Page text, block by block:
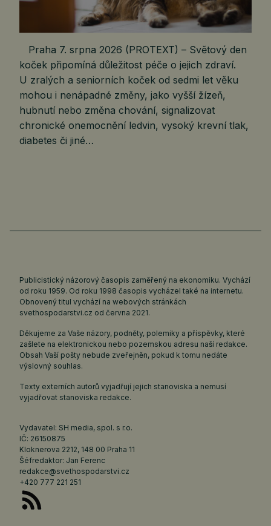
Praha 7. srpna 2026 (PROTEXT) – Světový den
koček připomíná důležitost péče o jejich zdraví.
U zralých a seniorních koček od sedmi let věku
mohou i nenápadné změny, jako vyšší žízeň,
hubnutí nebo změna chování, signalizovat
chronické onemocnění ledvin, vysoký krevní tlak,
diabetes či jiné…
Publicistický názorový časopis zaměřený na ekonomiku. Vychází
od roku 1959. Od roku 1998 časopis vycházel také na internetu.
Obnovený titul vychází na webových stránkách
svethospodarstvi.cz od června 2021.
Děkujeme za Vaše názory, podněty, polemiky a příspěvky, které
zašlete na elektronickou nebo pozemskou adresu naší redakce.
Obsah Vaší pošty nebude zveřejněn, pokud k tomu nedáte
výslovný souhlas.
Texty externích autorů vyjadřují jejich stanoviska a nemusí
vyjadřovat stanoviska redakce.
Vydavatel: SH media, spol. s r.o.
IČ: 26150875
Kloknerova 2212, 148 00 Praha 11
Šéfredaktor: Jan Ferenc
redakce@svethospodarstvi.cz
+420 777 221 251